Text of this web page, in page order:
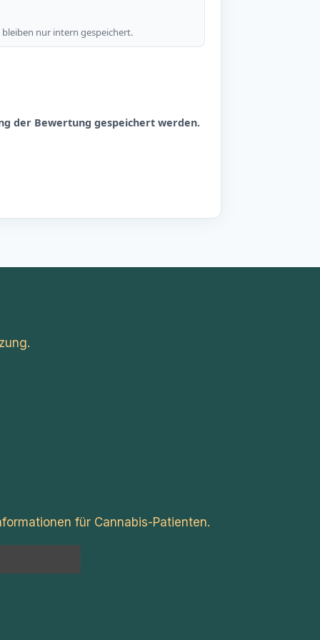
nur intern gespeichert.
der Bewertung gespeichert werden.
für Cannabis-Patienten.